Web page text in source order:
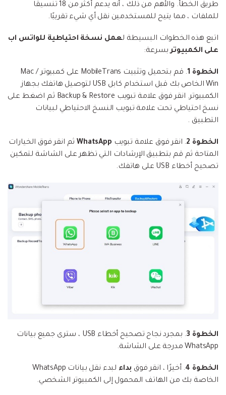
طريق الخطأ. والأهم من ذلك ، أنه يدعم أكثر من 18 تنسيقًا
للملفات ، مما يتيح للمستخدمين نقل أي شيء تقريبًا.
اتبع هذه الخطوات البسيطة لعمل نسخة احتياطية للواتس اب
على الكمبيوتربسرعة:
الخطوة 1
. قم بتحميل وتثبيت MobileTrans على كمبيوتر Mac /
Win الخاص بك قبل استخدام كابل USB لتوصيل هاتفك بجهاز
الكمبيوتر. انقر فوق علامة تبويب Backup & Restore ثم اضغط على
نسخ احتياطي تحت علامة تبويب النسخ الاحتياطي لبيانات
التطبيق .
الخطوة 2 . انقر فوق علامة تبويب WhatsAppثم انقر فوق الخيارات
المتاحة ثم قم بتطبيق الإرشادات التي تظهر على الشاشة لتمكين
تصحيح أخطاء USB على هاتفك.
الخطوة 3
. بمجرد نجاح تصحيح أخطاء USB ، سترى جميع بيانات
WhatsApp مدرجة على الشاشة.
الخطوة 4 . أخيرًا ، انقر فوق بداء
لبدء نقل بيانات WhatsApp
الخاصة بك من الهاتف المحمول إلى الكمبيوتر الشخصي.